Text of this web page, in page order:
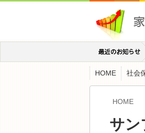
HOME 社会
HOME
サン